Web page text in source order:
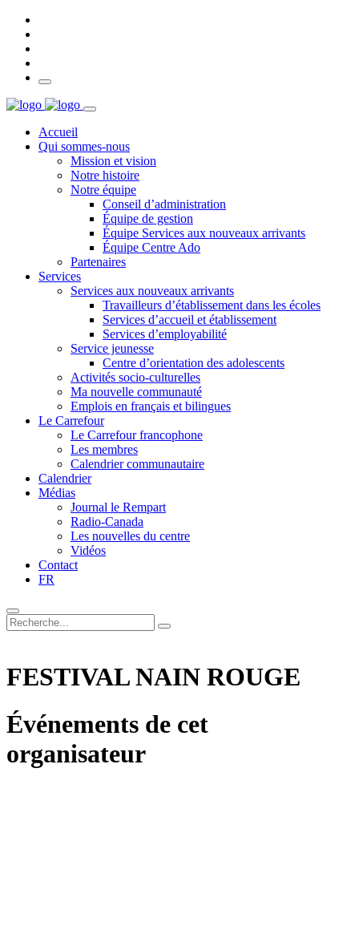
Accueil
Qui sommes-nous
Mission et vision
Notre histoire
Notre équipe
Conseil d’administration
Équipe de gestion
Équipe Services aux nouveaux arrivants
Équipe Centre Ado
Partenaires
Services
Services aux nouveaux arrivants
Travailleurs d’établissement dans les écoles
Services d’accueil et établissement
Services d’employabilité
Service jeunesse
Centre d’orientation des adolescents
Activités socio-culturelles
Ma nouvelle communauté
Emplois en français et bilingues
Le Carrefour
Le Carrefour francophone
Les membres
Calendrier communautaire
Calendrier
Médias
Journal le Rempart
Radio-Canada
Les nouvelles du centre
Vidéos
Contact
FR
FESTIVAL NAIN ROUGE
Événements de cet
organisateur